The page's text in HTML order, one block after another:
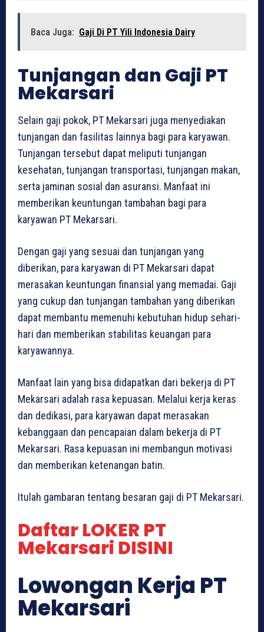
Baca Juga: Gaji Di PT Yili Indonesia Dairy
Tunjangan dan Gaji PT
Mekarsari
Selain gaji pokok, PT Mekarsari juga menyediakan
tunjangan dan fasilitas lainnya bagi para karyawan.
Tunjangan tersebut dapat meliputi tunjangan
kesehatan, tunjangan transportasi, tunjangan makan,
serta jaminan sosial dan asuransi. Manfaat ini
memberikan keuntungan tambahan bagi para
karyawan PT Mekarsari.
Dengan gaji yang sesuai dan tunjangan yang
diberikan, para karyawan di PT Mekarsari dapat
merasakan keuntungan finansial yang memadai. Gaji
yang cukup dan tunjangan tambahan yang diberikan
dapat membantu memenuhi kebutuhan hidup sehari-
hari dan memberikan stabilitas keuangan para
karyawannya.
Manfaat lain yang bisa didapatkan dari bekerja di PT
Mekarsari adalah rasa kepuasan. Melalui kerja keras
dan dedikasi, para karyawan dapat merasakan
kebanggaan dan pencapaian dalam bekerja di PT
Mekarsari. Rasa kepuasan ini membangun motivasi
dan memberikan ketenangan batin.
Itulah gambaran tentang besaran gaji di PT Mekarsari.
Daftar LOKER PT
Mekarsari DISINI
Lowongan Kerja PT
Mekarsari